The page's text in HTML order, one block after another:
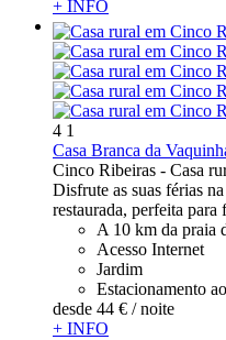
+ INFO
4 1
Casa Branca da
Cinco Ribeiras - Casa
Disfrute as suas férias
restaurada, perfeita para
A 10 km da praia
Acesso Internet
Jardim
Estacionamento
desde 44 € / noite
+ INFO